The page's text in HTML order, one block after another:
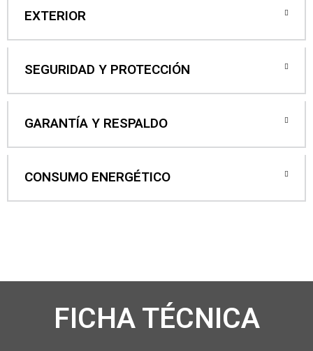
EXTERIOR
SEGURIDAD Y PROTECCIÓN
GARANTÍA Y RESPALDO
CONSUMO ENERGÉTICO
FICHA TÉCNICA